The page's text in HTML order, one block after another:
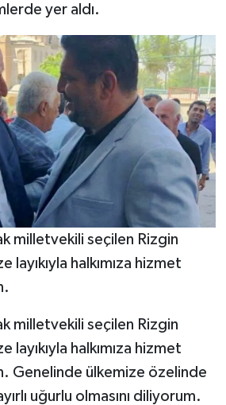
yer aldı.
milletvekili seçilen Rizgin
layıkıyla halkımıza hizmet
milletvekili seçilen Rizgin
layıkıyla halkımıza hizmet
Genelinde ülkemize özelinde
uğurlu olmasını diliyorum.